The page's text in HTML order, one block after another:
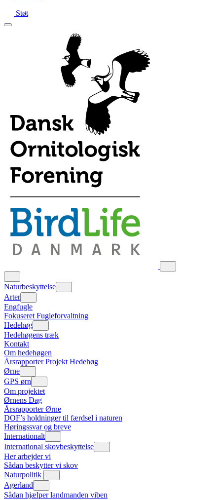
Støt
Naturbeskyttelse
Arter
Engfugle
Fokuseret Fugleforvaltning
Hedehøg
Hedehøgens træk
Kontakt
Om hedehøgen
Årsrapporter Projekt Hedehøg
Ørne
GPS ørn
Om projektet
Ørnens Dag
Årsrapporter Ørne
DOF’s holdninger til færdsel i naturen
Høringssvar og breve
Internationalt
International skovbeskyttelse
Her arbejder vi
Sådan beskytter vi skov
Naturpolitik
Agerland
Sådan hjælper landmanden viben